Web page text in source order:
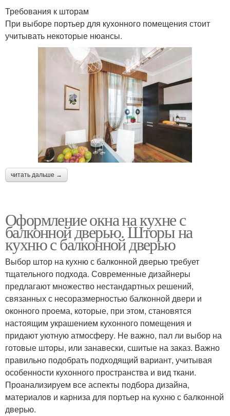
Требования к шторам
При выборе портьер для кухонного помещения стоит
учитывать некоторые нюансы.
читать дальше →
Оформление окна на кухне с
балконной дверью. Шторы на
кухню с балконной дверью
Выбор штор на кухню с балконной дверью требует
тщательного подхода. Современные дизайнеры
предлагают множество нестандартных решений,
связанных с несоразмерностью балконной двери и
оконного проема, которые, при этом, становятся
настоящим украшением кухонного помещения и
придают уютную атмосферу. Не важно, пал ли выбор на
готовые шторы, или занавески, сшитые на заказ. Важно
правильно подобрать подходящий вариант, учитывая
особенности кухонного пространства и вид ткани.
Проанализируем все аспекты подбора дизайна,
материалов и карниза для портьер на кухню с балконной
дверью.